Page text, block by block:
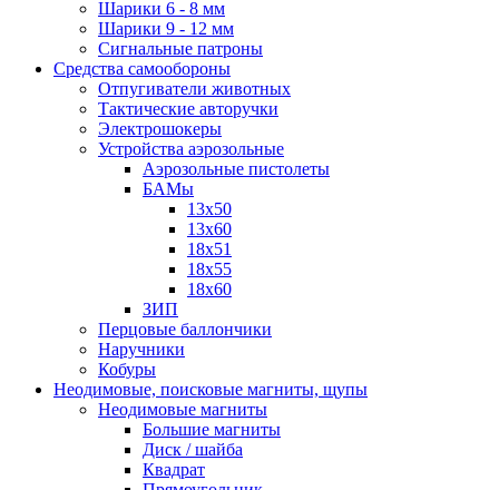
Шарики 6 - 8 мм
Шарики 9 - 12 мм
Сигнальные патроны
Средства самообороны
Отпугиватели животных
Тактические авторучки
Электрошокеры
Устройства аэрозольные
Аэрозольные пистолеты
БАМы
13х50
13х60
18х51
18х55
18х60
ЗИП
Перцовые баллончики
Наручники
Кобуры
Неодимовые, поисковые магниты, щупы
Неодимовые магниты
Большие магниты
Диск / шайба
Квадрат